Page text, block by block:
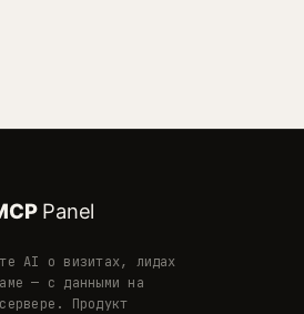
AI о визитах, лидах
— с данными на
Продукт